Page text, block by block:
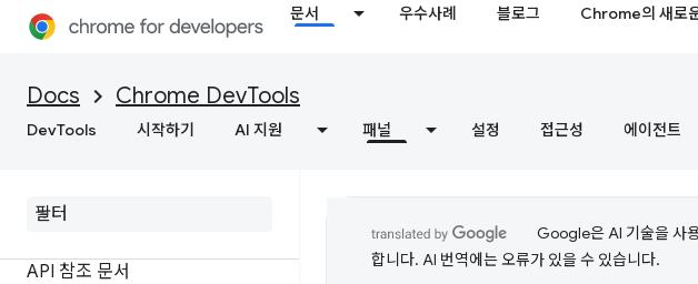
문서 우수사례 블로그 Chrome의 새로
Docs Chrome DevTools
DevTools 시작하기 AI 지원 패널 설정 접근성 에이전트
로그 메시지
실시간으로 자바스크립트 보기
기능 참조
API 참조 문서
Google은 AI 기술을 사
합니다. AI 번역에는 오류가 있을 수 있습니다.